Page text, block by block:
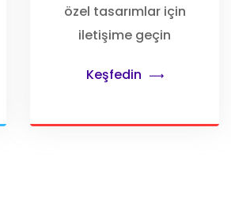
özel tasarımlar için
iletişime geçin
Keşfedin